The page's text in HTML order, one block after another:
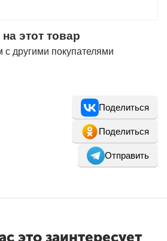
этот товар
другими покупателями
Поделиться
Поделиться
Отправить
это заинтересует